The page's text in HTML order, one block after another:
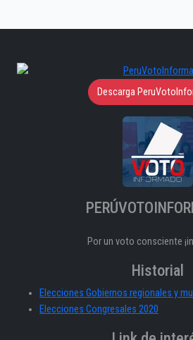
Descarga
Por un voto consciente
Historial
Elecciones Gobiernos regionales y
Elecciones Congresales 2020